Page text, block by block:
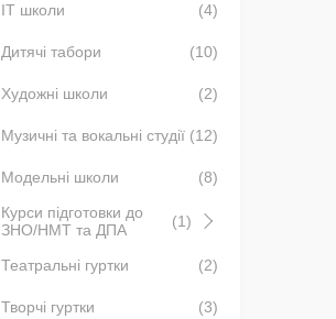
IT школи (4)
Дитячі табори (10)
Художні школи (2)
Музичні та вокальні студії (12)
Модельні школи
(8)
Курси підготовки до
ЗНО/НМТ та ДПА
(1)
Театральні гуртки (2)
Творчі гуртки (3)